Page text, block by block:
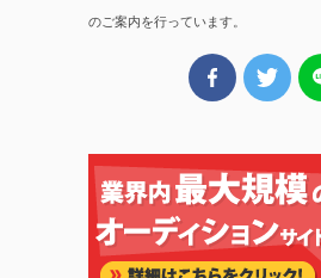
のご案内を行っています。